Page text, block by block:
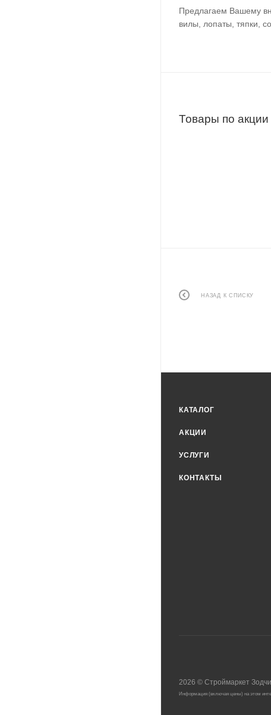
Предлагаем Вашему
вилы, лопаты, тяпки,
Товары по акции
НАЗАД К СПИСКУ
КАТАЛОГ
АКЦИИ
УСЛУГИ
КОНТАКТЫ
2026 © Строймаркет
Информация (включая цены) на этом